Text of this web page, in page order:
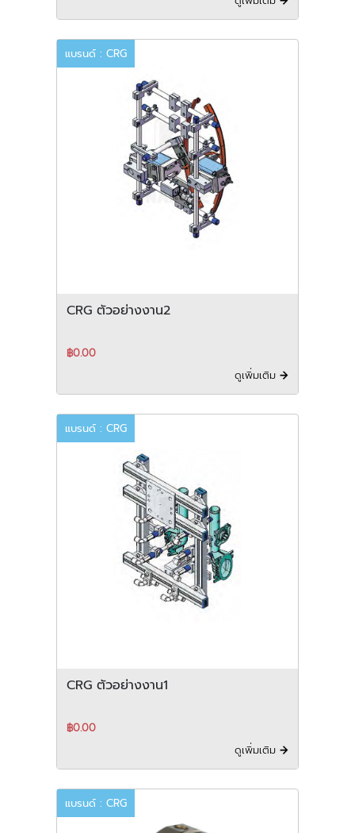
แบรนด์ : CRG
CRG ตัวอย่างงาน2
฿0.00
ดูเพิ่มเติม
แบรนด์ : CRG
CRG ตัวอย่างงาน1
฿0.00
ดูเพิ่มเติม
แบรนด์ : CRG